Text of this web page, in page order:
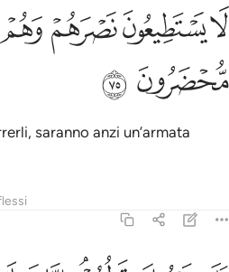
لا يستطيعون نصرهم وهم لهم جند
لَا يَسْتَطِيعُونَ نَصْرَهُمْ وَهُمْ لَهُمْ جُندٌۭ
ﱥﱦﱧﱨ
ﱫ ﱬ
saranno anzi un’armata
فلا يحزنك قولهم انا نعلم ما يسرون وما